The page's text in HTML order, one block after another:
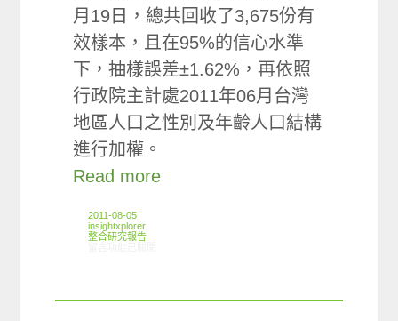
月19日，總共回收了3,675份有
效樣本，且在95%的信心水準
下，抽樣誤差±1.62%，再依照
行政院主計處2011年06月台灣
地區人口之性別及年齡人口結構
進行加權。
Read more
2011-08-05
insightxplorer
整合研究報告